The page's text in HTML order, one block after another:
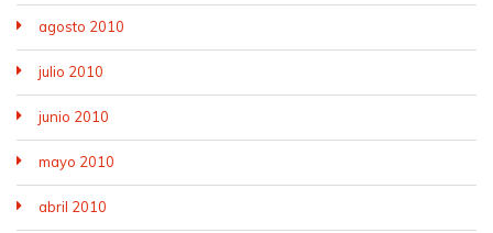
agosto 2010
julio 2010
junio 2010
mayo 2010
abril 2010